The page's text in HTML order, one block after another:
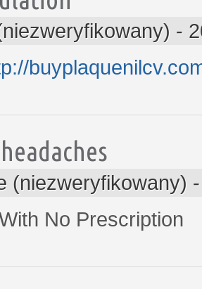
-
(niezweryfikowany)
No Prescription